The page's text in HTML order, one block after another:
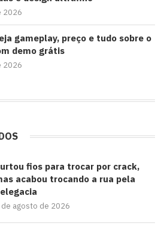
2026
gameplay, preço e tudo sobre o
demo grátis
2026
fios para trocar por crack,
acabou trocando a rua pela
de agosto de 2026